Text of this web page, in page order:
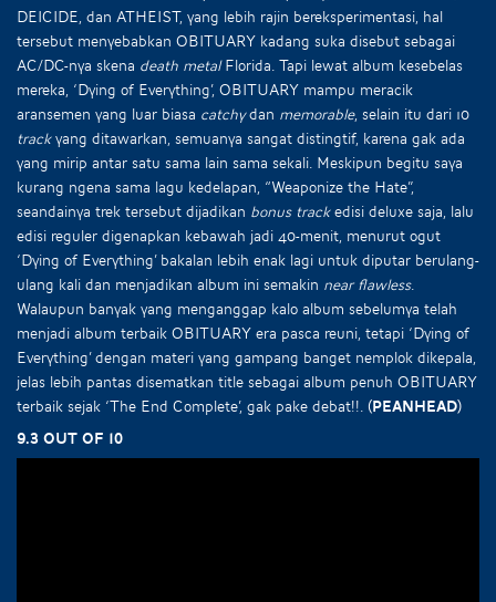
DEICIDE, dan ATHEIST, yang lebih rajin bereksperimentasi, hal
tersebut menyebabkan OBITUARY kadang suka disebut sebagai
AC/DC-nya skena death metalFlorida. Tapi lewat album kesebelas
mereka, ‘Dying of Everything’, OBITUARY mampu meracik
aransemen yang luar biasa catchydan memorable, selain itu dari 10
trackyang ditawarkan, semuanya sangat distingtif, karena gak ada
yang mirip antar satu sama lain sama sekali. Meskipun begitu saya
kurang ngena sama lagu kedelapan, “Weaponize the Hate”,
seandainya trek tersebut dijadikan bonus trackedisi deluxe saja, lalu
edisi reguler digenapkan kebawah jadi 40-menit, menurut ogut
‘Dying of Everything’ bakalan lebih enak lagi untuk diputar berulang-
ulang kali dan menjadikan album ini semakin near flawless.
Walaupun banyak yang menganggap kalo album sebelumya telah
menjadi album terbaik OBITUARY era pasca reuni, tetapi ‘Dying of
Everything’ dengan materi yang gampang banget nemplok dikepala,
jelas lebih pantas disematkan title sebagai album penuh OBITUARY
terbaik sejak ‘The End Complete’, gak pake debat!!. (Peanhead)
9.3 out of 10